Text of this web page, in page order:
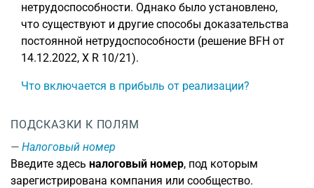
нетрудоспособности. Однако было установлено,
что существуют и другие способы доказательства
постоянной нетрудоспособности (решение BFH от
14.12.2022, X R 10/21).
Что включается в прибыль от реализации?
ПОДСКАЗКИ К ПОЛЯМ
Налоговый номер
Введите здесь налоговый номер, под которым
зарегистрирована компания или сообщество.